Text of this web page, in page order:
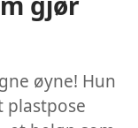
øyne! Hun
plastpose